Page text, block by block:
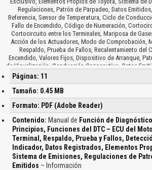
Regulaciones, Patrón de Parpadeo, Datos
Referencia, Sensor de Temperatura, Ciclo de
Fallo de Encendido, Código de Numeración,
Cortocircuito entre los Terminales, Mariposa de
Acción de los Actuadores, Modo de Comprobación,
Respaldo, Prueba de Fallos, Recalentamiento del
Encendido, Valores Fijos, Dispositivo de Arranque,
de Visualización, Conducción Consecutivo, Datos
Luz Indicadora de Fallos, Función de Control de la
Recalentamiento del
Páginas: 11
Tamaño: 0.45 MB
Formato: PDF (Adobe Reader)
Contenido: Manual de Función de
Principios, Funciones del DTC – ECU del
Terminal, Respaldo, Prueba y Fallos,
Indicador, Datos Registrados, Elementos
Sistema de Emisiones, Regulaciones de
Emitidos – Información